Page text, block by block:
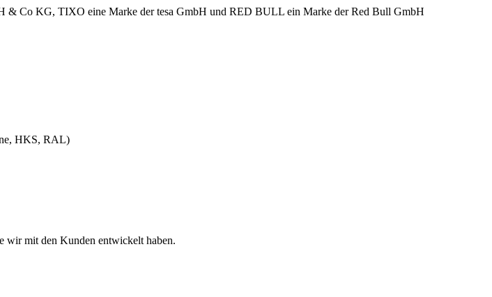
Co KG, TIXO eine Marke der tesa GmbH und RED BULL ein Marke der Red Bull GmbH
HKS, RAL)
wir mit den Kunden entwickelt haben.